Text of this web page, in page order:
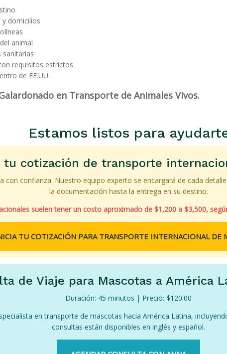
y domicilios
animal
sanitarias
requisitos estrictos
de EE.UU.
en Transporte de Animales Vivos.
Estamos listos para
tu cotización de transporte
con confianza. Nuestro equipo experto se encargará de cada
la documentación hasta la entrega en su destino.
suelen tener un costo aproximado de $1,200 a $3,500,
TU COTIZACIÓN PARA TRANSPORTE INTERNACIONAL DE
de Viaje para Mascotas a América
Duración: 45 minutos | Precio: $120.00
en transporte de mascotas hacia América Latina,
consultas están disponibles en inglés y español.